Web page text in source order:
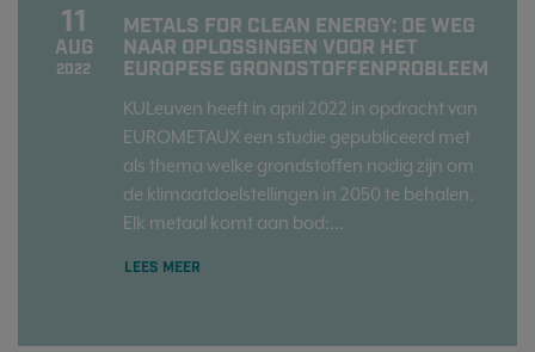
11
AUG
2022
METALS FOR CLEAN ENERGY: DE WEG
NAAR OPLOSSINGEN VOOR HET
EUROPESE GRONDSTOFFENPROBLEEM
KULeuven heeft in april 2022 in opdracht van
EUROMETAUX een studie gepubliceerd met
als thema welke grondstoffen nodig zijn om
de klimaatdoelstellingen in 2050 te behalen.
Elk metaal komt aan bod:...
LEES MEER